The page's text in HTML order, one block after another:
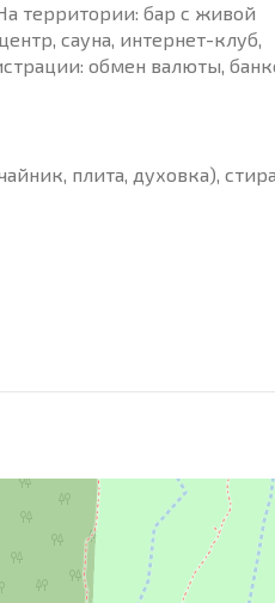
территории: бар с живой
сауна, интернет-клуб,
обмен валюты,
плита, духовка),